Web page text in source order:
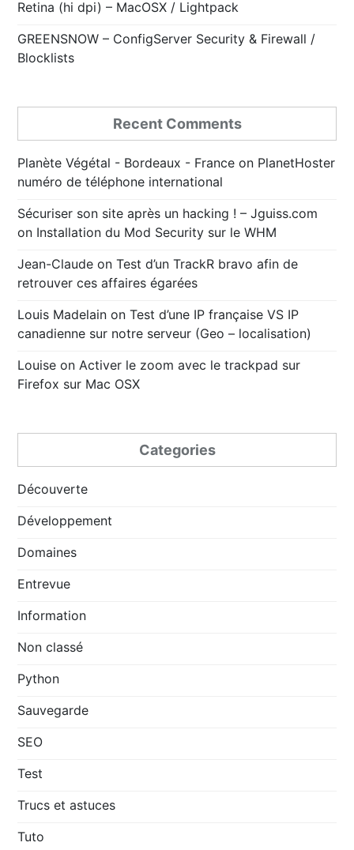
Retina (hi dpi) – MacOSX / Lightpack
GREENSNOW – ConfigServer Security & Firewall /
Blocklists
Recent Comments
Planète Végétal - Bordeaux - France on PlanetHoster
numéro de téléphone international
Sécuriser son site après un hacking ! – Jguiss.com
on Installation du Mod Security sur le WHM
Jean-Claude onTest d’un TrackR bravo afin de
retrouver ces affaires égarées
Louis Madelain onTest d’une IP française VS IP
canadienne sur notre serveur (Geo – localisation)
Louise on Activer le zoom avec le trackpad sur
Firefox sur Mac OSX
Categories
Découverte
Développement
Domaines
Entrevue
Information
Non classé
Python
Sauvegarde
SEO
Test
Trucs et astuces
Tuto